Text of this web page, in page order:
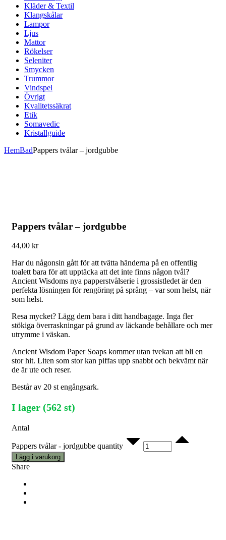
Kläder & Textil
Klangskålar
Lampor
Ljus
Mattor
Rökelser
Seleniter
Smycken
Trummor
Vindspel
Övrigt
Kvalitetssäkrat
Etik
Somavedic
Kristallguide
HemBadPappers tvålar – jordgubbe
Pappers tvålar – jordgubbe
44,00 kr
Har du någonsin gått för att tvätta händerna på en offentlig
toalett bara för att upptäcka att det inte finns någon tvål?
Ancient Wisdoms nya papperstvålserie i grossistledet är den
perfekta lösningen för rengöring på språng – var som helst, när
som helst.
Resa mycket? Lägg dem bara i ditt handbagage. Inga fler
stökiga överraskningar på grund av läckande behållare och mer
utrymme i väskan.
Ancient Wisdom Paper Soaps kommer utan tvekan att bli en
stor hit. Liten som stor kan piffas upp snabbt och bekvämt när
de är ute och reser.
Består av 20 st engångsark.
I lager (562 st)
Antal
Pappers tvålar - jordgubbe quantity
Lägg i varukorg
Share